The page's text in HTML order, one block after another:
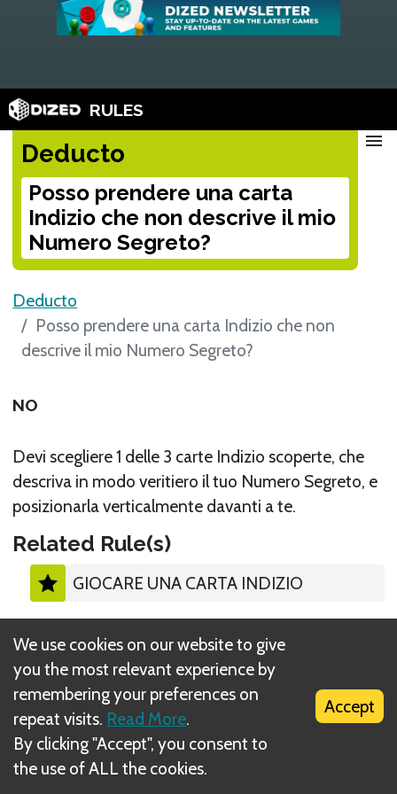
RULES
Deducto
Posso prendere una carta
Indizio che non descrive il mio
Numero Segreto?
menu
Deducto
Posso prendere una carta Indizio che non
descrive il mio Numero Segreto?
NO
Devi scegliere 1 delle 3 carte Indizio scoperte, che
descriva in modo veritiero il tuo Numero Segreto, e
posizionarla verticalmente davanti a te.
Related Rule(s)
GIOCARE UNA CARTA INDIZIO
What is DIZED Rules?
We use cookies on our website to give
you the most relevant experience by
remembering your preferences on
repeat visits. Read More.
By clicking "Accept", you consent to
the use of ALL the cookies.
Accept